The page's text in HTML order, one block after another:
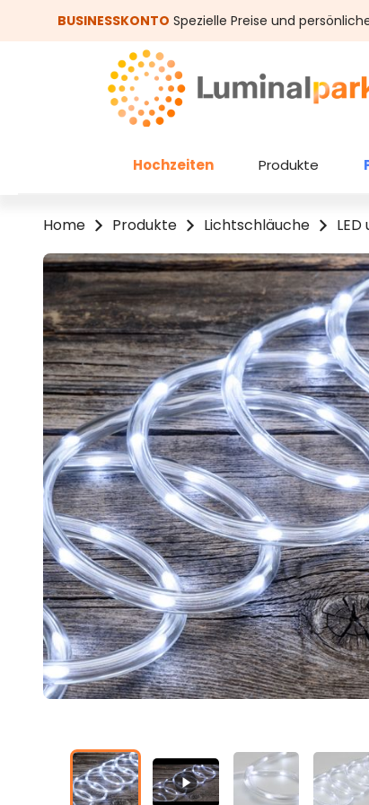
Hauptinhalt springen
Zur Suche springen
BUSINESSKONTO Spezielle Preise und
Hochzeiten Produkte
Home Produkte Lichtschläuche
Bildergalerie überspringen